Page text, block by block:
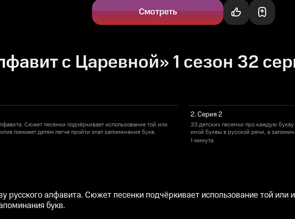
Смотреть
с Царевной» 1 сезон 32
Сюжет песенки подчёркивает использование той или
поможет детям легче пройти этап запоминания букв.
2. Серия 2
33 детских песенки про каждую
иной буквы в русской речи, а
1 минута
русского алфавита. Сюжет песенки подчёркивает использование той
букв.